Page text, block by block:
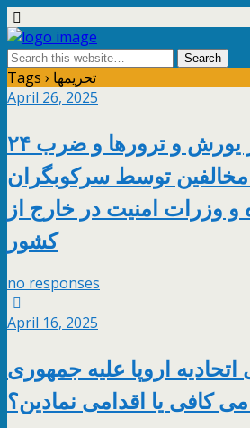
Tags › تحریمها
April 26, 2025
۲۴ آپریل ۱۹۸۲ آغاز یورش و ترورها و ضرب
توسط سرکوبگران
وزرات امنیت در خارج از
کشور
no responses
April 16, 2025
اروپا علیه جمهوری
کافی یا اقدامی نمادین؟